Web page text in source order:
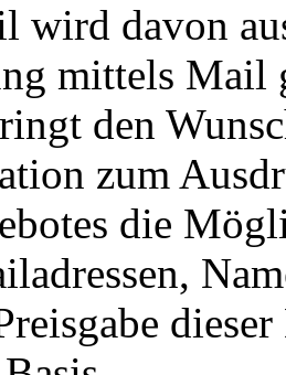
wird davon
mittels Mail
den
zum
die